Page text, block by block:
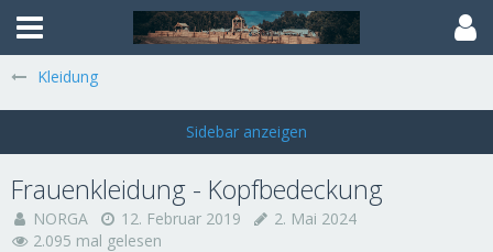
Kleidung
Frauenkleidung - Kopfbedeckung
NORGA 12. Februar 2019
2. Mai 2024
2.095 mal gelesen